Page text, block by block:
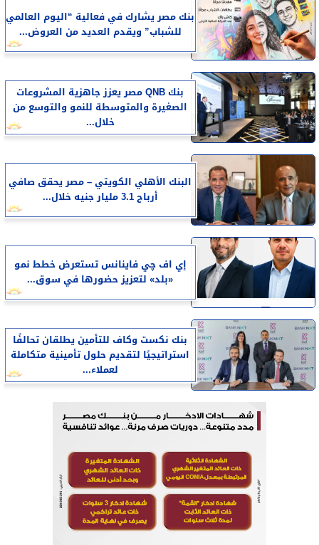
بنك مصر يشارك في فعالية “اليوم العالمي
للشباب” ويقدم العديد من العروض...
بنك QNB مصر يعزز جاهزية المشروعات
الصغيرة والمتوسطة للنمو والتوسع من
خلال...
البنك الأهلي الكويتي – مصر يحقق صافي
أرباح 3.1 مليار جنيه خلال...
إي اف چي فاينانس تستعرض خطط نمو
«بلد» لتعزيز حضورها في سوق...
بنك نكست وكاف للتأمين يطلقان تحالفًا
استراتيجيًا لتقديم حلول تأمينية متكاملة
لعملاء...